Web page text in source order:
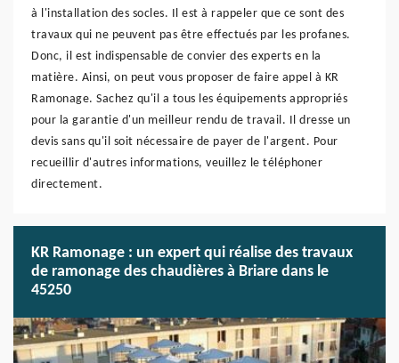
à l'installation des socles. Il est à rappeler que ce sont des
travaux qui ne peuvent pas être effectués par les profanes.
Donc, il est indispensable de convier des experts en la
matière. Ainsi, on peut vous proposer de faire appel à KR
Ramonage. Sachez qu'il a tous les équipements appropriés
pour la garantie d'un meilleur rendu de travail. Il dresse un
devis sans qu'il soit nécessaire de payer de l'argent. Pour
recueillir d'autres informations, veuillez le téléphoner
directement.
KR Ramonage : un expert qui réalise des travaux
de ramonage des chaudières à Briare dans le
45250